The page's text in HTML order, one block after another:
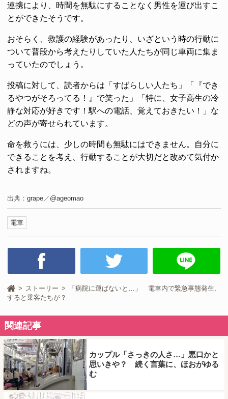
連携により、時間を無駄にすることなく男性を運び出すこ
とができたそうです。
おそらく、救護の経験があったり、いざという時の行動に
ついて普段から考えたりしていた人たちが同じ車両に集ま
っていたのでしょう。
投稿に対して、読者からは「すばらしい人たち」「『でき
るやつがそろってる！』で笑った」「特に、女子高生の冷
静な対応が好きです！駅への電話、覚えておきたい！」な
どの声が寄せられています。
命を救うには、少しの時間も無駄にはできません。自分に
できることを考え、行動することが大切だと改めて気付か
されますね。
出典： grape ／ @ageomao
電車
ストーリー
「病院に運ばないと…」 電車内で緊急事態発生、
すると乗客たちが？
関連記事
カップル「さっきの人さ…」悪口かと
思いきや？ 続く言葉に、ほおがゆる
む